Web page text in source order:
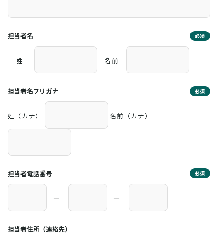
担当者名 必須
姓 名前
担当者名フリガナ 必須
姓（カナ） 名前（カナ）
担当者電話番号 必須
― ―
担当者住所（連絡先）